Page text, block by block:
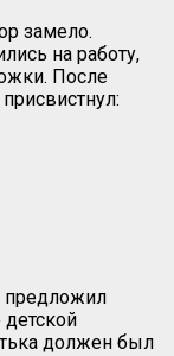
замело.
на работу,
После
предложил
должен был